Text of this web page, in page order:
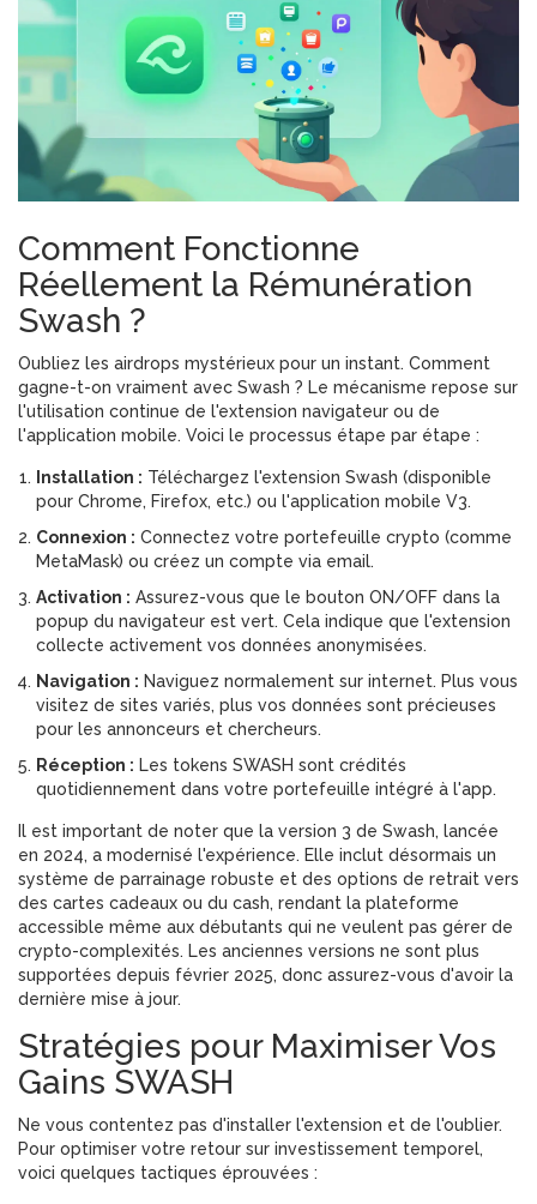
Comment Fonctionne
Réellement la Rémunération
Swash ?
Oubliez les airdrops mystérieux pour un instant. Comment
gagne-t-on vraiment avec Swash ? Le mécanisme repose sur
l'utilisation continue de l'extension navigateur ou de
l'application mobile. Voici le processus étape par étape :
Installation : Téléchargez l'extension Swash (disponible
pour Chrome, Firefox, etc.) ou l'application mobile V3.
Connexion : Connectez votre portefeuille crypto (comme
MetaMask) ou créez un compte via email.
Activation : Assurez-vous que le bouton ON/OFF dans la
popup du navigateur est vert. Cela indique que l'extension
collecte activement vos données anonymisées.
Navigation : Naviguez normalement sur internet. Plus vous
visitez de sites variés, plus vos données sont précieuses
pour les annonceurs et chercheurs.
Réception : Les tokens SWASH sont crédités
quotidiennement dans votre portefeuille intégré à l'app.
Il est important de noter que la version 3 de Swash, lancée
en 2024, a modernisé l'expérience. Elle inclut désormais un
système de parrainage robuste et des options de retrait vers
des cartes cadeaux ou du cash, rendant la plateforme
accessible même aux débutants qui ne veulent pas gérer de
crypto-complexités. Les anciennes versions ne sont plus
supportées depuis février 2025, donc assurez-vous d'avoir la
dernière mise à jour.
Stratégies pour Maximiser Vos
Gains SWASH
Ne vous contentez pas d'installer l'extension et de l'oublier.
Pour optimiser votre retour sur investissement temporel,
voici quelques tactiques éprouvées :